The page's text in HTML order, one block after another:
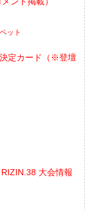
ット
定カード（※登壇
大会情報